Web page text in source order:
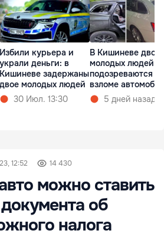
Избили курьера и
украли деньги: в
Кишиневе задержаны
двое молодых людей
30 Июл. 13:30
В Кишиневе двое
молодых людей
подозреваются во
взломе
5 дней назад
12:52 14 430
можно ставить
об
налога